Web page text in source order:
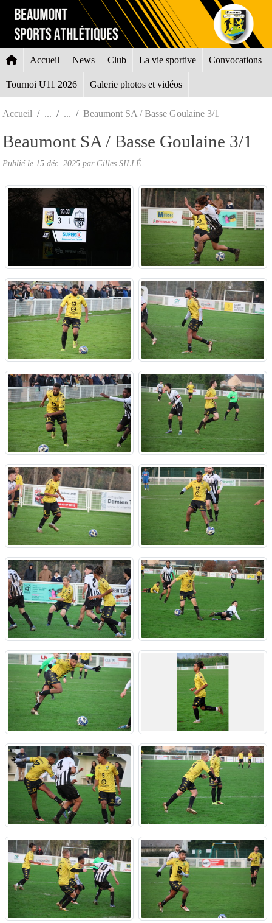
Accueil News Club La vie sportive Convocations
Tournoi U11 2026 Galerie photos et vidéos
Accueil Beaumont SA / Basse Goulaine 3/1
Beaumont SA / Basse Goulaine 3/1
Publié le 15 déc. 2025 par Gilles SILLÉ
Panneau de gestion des cookies